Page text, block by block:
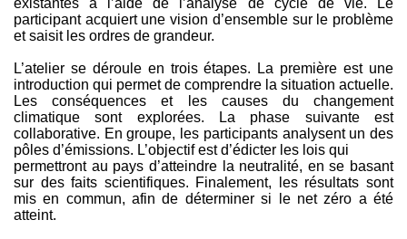
existantes à l’aide de l’analyse de cycle de vie. Le
participant acquiert une vision d’ensemble sur le problème
et saisit les ordres de grandeur.
L’atelier se déroule en trois étapes. La première est une
introduction qui permet de comprendre la situation actuelle.
Les conséquences et les causes du changement
climatique sont explorées. La phase suivante est
collaborative. En groupe, les participants analysent un des
pôles d’émissions. L’objectif est d’édicter les lois qui
permettront au pays d’atteindre la neutralité, en se basant
sur des faits scientifiques. Finalement, les résultats sont
mis en commun, afin de déterminer si le net zéro a été
atteint.